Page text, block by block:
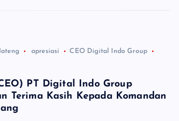
apresiasi
CEO Digital Indo Group
PT Digital Indo Group
Terima Kasih Kepada Komandan